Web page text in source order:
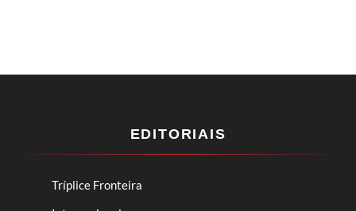
EDITORIAIS
Tríplice Fronteira